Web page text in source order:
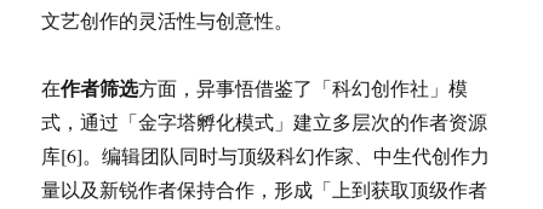
文艺创作的灵活性与创意性。
在作者筛选方面，异事悟借鉴了「科幻创作社」模
式，通过「金字塔孵化模式」建立多层次的作者资源
库[6]。编辑团队同时与顶级科幻作家、中生代创作力
量以及新锐作者保持合作，形成「上到获取顶级作者